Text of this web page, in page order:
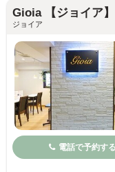
Gioia 【ジョイア】
ジョイア
電話で予約する